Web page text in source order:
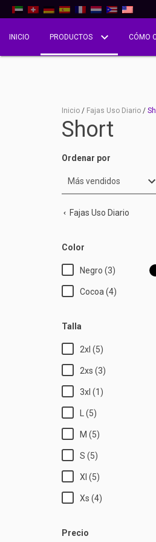
INICIO PRODUCTOS CÓMO
Inicio / Fajas Uso Diario /
Short
Ordenar por
Fajas Uso Diario
Color
Negro (3)
Cocoa (4)
Talla
2xl (5)
2xs (3)
3xl (1)
L (5)
M (5)
S (5)
Xl (5)
Xs (4)
Precio